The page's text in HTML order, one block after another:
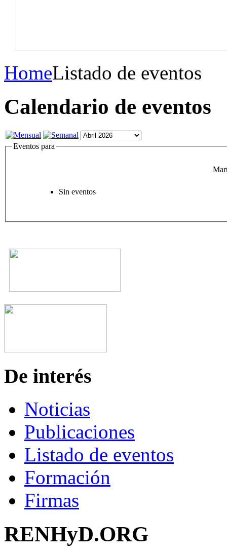
HomeListado de eventos
Calendario de eventos
Eventos para
Sin eventos
De interés
Noticias
Publicaciones
Listado de eventos
Formación
Firmas
RENHyD.ORG